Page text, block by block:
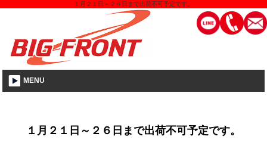
１月２１日～２６日まで出荷不可予定です。
MENU
１月２１日～２６日まで出荷不可予定です。